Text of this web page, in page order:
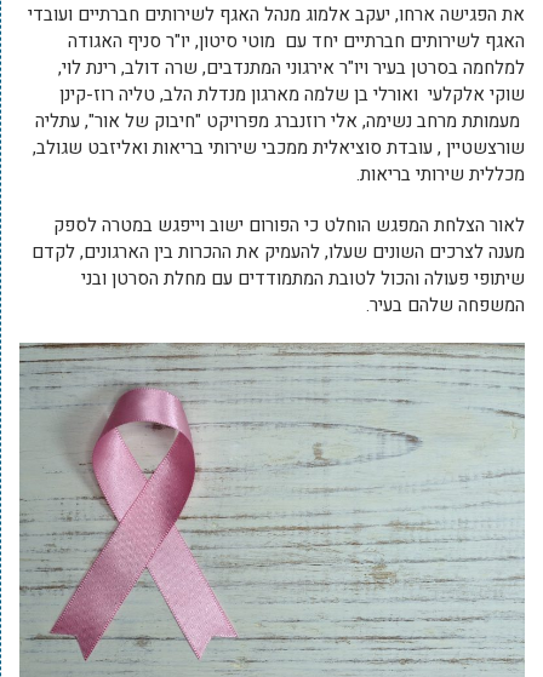
את הפגישה ארחו, יעקב אלמוג מנהל האגף לשירותים חברתיים ועובדי
האגף לשירותים חברתיים יחד עם מוטי סיטון, יו"ר סניף האגודה
למלחמה בסרטן בעיר ויו"ר אירגוני המתנדבים, שרה דולב, רינת לוי,
שוקי אלקלעי ואורלי בן שלמה מארגון מנדלת הלב, טליה רוז-קינן
מעמותת מרחב נשימה, אלי רוזנברג מפרויקט "חיבוק של אור", עתליה
שורצשטיין , עובדת סוציאלית ממכבי שירותי בריאות ואליזבט שגולב,
מכללית שירותי בריאות.
לאור הצלחת המפגש הוחלט כי הפורום ישוב וייפגש במטרה לספק
מענה לצרכים השונים שעלו, להעמיק את ההכרות בין הארגונים, לקדם
שיתופי פעולה והכול לטובת המתמודדים עם מחלת הסרטן ובני
המשפחה שלהם בעיר.